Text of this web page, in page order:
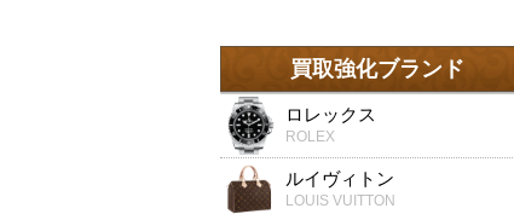
買取強化ブランド
ロレックス
ROLEX
ルイヴィトン
LOUIS VUITTON